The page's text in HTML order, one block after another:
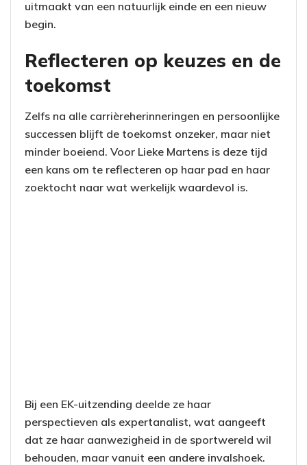
uitmaakt van een natuurlijk einde en een nieuw
begin.
Reflecteren op keuzes en de
toekomst
Zelfs na alle carrièreherinneringen en persoonlijke
successen blijft de toekomst onzeker, maar niet
minder boeiend. Voor Lieke Martens is deze tijd
een kans om te reflecteren op haar pad en haar
zoektocht naar wat werkelijk waardevol is.
Bij een EK-uitzending deelde ze haar
perspectieven als expertanalist, wat aangeeft
dat ze haar aanwezigheid in de sportwereld wil
behouden, maar vanuit een andere invalshoek.